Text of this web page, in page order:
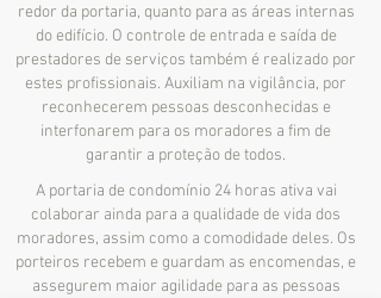
redor da portaria, quanto para as áreas internas
do edifício. O controle de entrada e saída de
prestadores de serviços também é realizado por
estes profissionais. Auxiliam na vigilância, por
reconhecerem pessoas desconhecidas e
interfonarem para os moradores a fim de
garantir a proteção de todos.
A portaria de condomínio 24 horas ativa vai
colaborar ainda para a qualidade de vida dos
moradores, assim como a comodidade deles. Os
porteiros recebem e guardam as encomendas, e
assegurem maior agilidade para as pessoas